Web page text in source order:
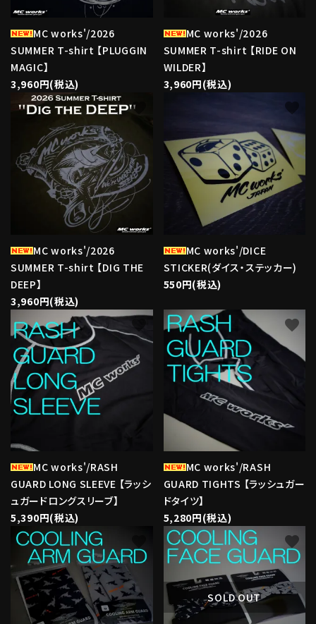
MC works'/2026
SUMMER T-shirt 【PLUGGIN
MAGIC】
3,960円(税込)
MC works'/2026
SUMMER T-shirt 【RIDE ON
WILDER】
3,960円(税込)
MC works'/2026
SUMMER T-shirt 【DIG THE
DEEP】
3,960円(税込)
favorite
MC works'/DICE
STICKER(ダイス・ステッカー)
550円(税込)
favorite
MC works'/RASH
GUARD LONG SLEEVE 【ラッシ
ュガードロングスリーブ】
5,390円(税込)
favorite
MC works'/RASH
GUARD TIGHTS 【ラッシュガー
ドタイツ】
5,280円(税込)
favorite
SOLD OUT
favorite